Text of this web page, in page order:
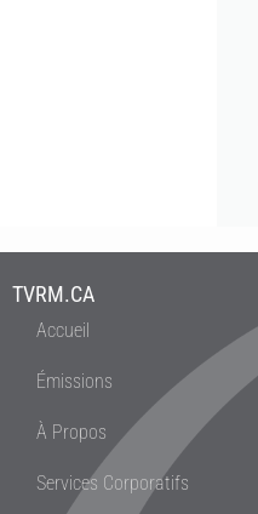
TVRM.CA
Accueil
Émissions
À Propos
Services Corporatifs